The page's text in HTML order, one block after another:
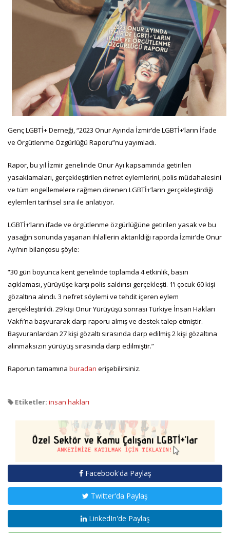
Genç LGBTİ+ Derneği, “2023 Onur Ayında İzmir’de LGBTİ+’ların İfade
ve Örgütlenme Özgürlüğü Raporu”nu yayımladı.
Rapor, bu yıl İzmir genelinde Onur Ayı kapsamında getirilen
yasaklamaları, gerçekleştirilen nefret eylemlerini, polis müdahalesini
ve tüm engellemelere rağmen direnen LGBTİ+’ların gerçekleştirdiği
eylemleri tarihsel sıra ile anlatıyor.
LGBTİ+’ların ifade ve örgütlenme özgürlüğüne getirilen yasak ve bu
yasağın sonunda yaşanan ihlallerin aktarıldığı raporda İzmir’de Onur
Ayı’nın bilançosu şöyle:
“30 gün boyunca kent genelinde toplamda 4 etkinlik, basın
açıklaması, yürüyüşe karşı polis saldırısı gerçekleşti. 1’i çocuk 60 kişi
gözaltına alındı. 3 nefret söylemi ve tehdit içeren eylem
gerçekleştirildi. 29 kişi Onur Yürüyüşü sonrası Türkiye İnsan Hakları
Vakfı’na başvurarak darp raporu almış ve destek talep etmiştir.
Başvuranlardan 27 kişi gözaltı sırasında darp edilmiş 2 kişi gözaltına
alınmaksızın yürüyüş sırasında darp edilmiştir.”
Raporun tamamına buradan erişebilirsiniz.
Etiketler: insan hakları
Facebook'da Paylaş
Twitter'da Paylaş
LinkedIn'de Paylaş